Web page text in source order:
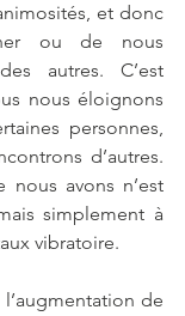
et donc
ou de nous
autres. C’est
nous éloignons
personnes,
d’autres.
nous avons n’est
simplement à
vibratoire.
de